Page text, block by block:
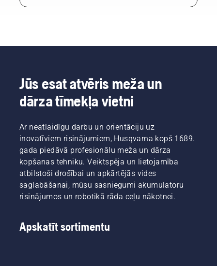
Jūs esat atvēris meža un
dārza tīmekļa vietni
Ar neatlaidīgu darbu un orientāciju uz
inovatīviem risinājumiem, Husqvarna kopš 1689.
gada piedāvā profesionālu meža un dārza
kopšanas tehniku. Veiktspēja un lietojamība
atbilstoši drošībai un apkārtējās vides
saglabāšanai, mūsu sasniegumi akumulatoru
risinājumos un robotikā rāda ceļu nākotnei.
Apskatīt sortimentu